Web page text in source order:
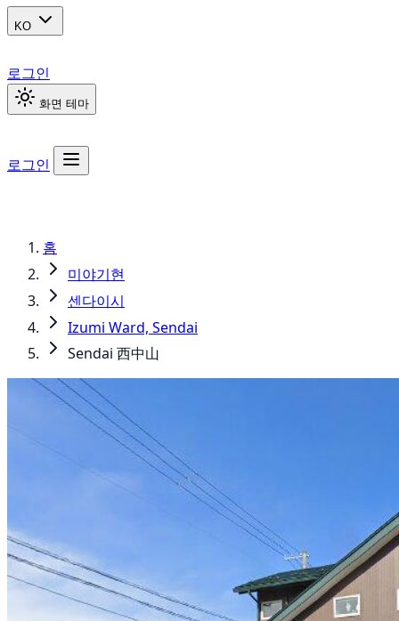
KO
로그인
화면 테마
로그인
홈
미야기현
센다이시
Izumi Ward, Sendai
Sendai 西中山